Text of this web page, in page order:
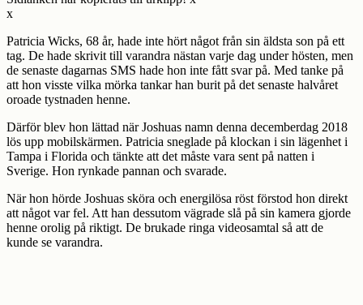
x
Patricia Wicks, 68 år, hade inte hört något från sin äldsta son på ett
tag. De hade skrivit till varandra nästan varje dag under hösten, men
de senaste dagarnas SMS hade hon inte fått svar på. Med tanke på
att hon visste vilka mörka tankar han burit på det senaste halvåret
oroade tystnaden henne.
Därför blev hon lättad när Joshuas namn denna decemberdag 2018
lös upp mobilskärmen. Patricia sneglade på klockan i sin lägenhet i
Tampa i Florida och tänkte att det måste vara sent på natten i
Sverige. Hon rynkade pannan och svarade.
När hon hörde Joshuas sköra och energilösa röst förstod hon direkt
att något var fel. Att han dessutom vägrade slå på sin kamera gjorde
henne orolig på riktigt. De brukade ringa videosamtal så att de
kunde se varandra.